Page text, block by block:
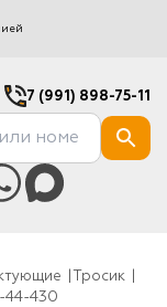
7 (991) 898-75-11
тросик
44-430